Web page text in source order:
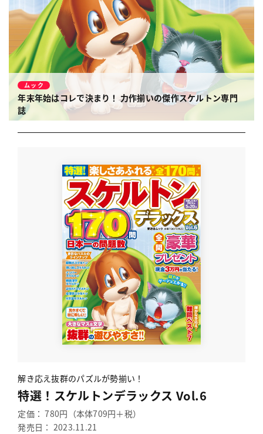
ムック
年末年始はコレで決まり！ 力作揃いの傑作スケルトン専門
誌
解き応え抜群のパズルが勢揃い！
特選！スケルトンデラックス Vol.6
定価： 780円（本体709円＋税）
発売日： 2023.11.21